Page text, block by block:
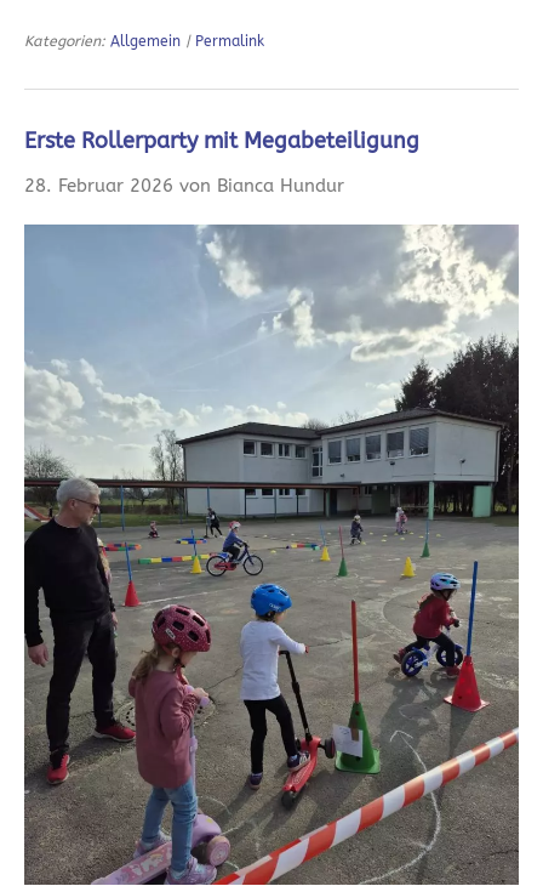
Kategorien: Allgemein | Permalink
Erste Rollerparty mit Megabeteiligung
28. Februar 2026 von Bianca Hundur